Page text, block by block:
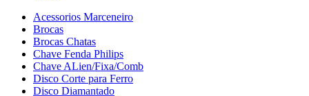
Acessorios Marceneiro
Brocas
Brocas Chatas
Chave Fenda Philips
Chave ALien/Fixa/Comb
Disco Corte para Ferro
Disco Diamantado